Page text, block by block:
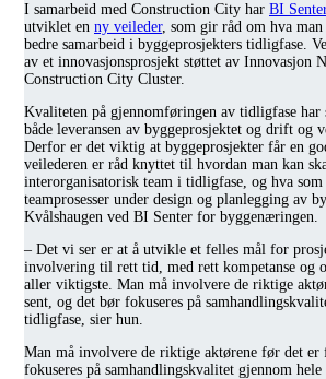
I samarbeid med Construction City har BI
utviklet en ny veileder, som gir råd om hva
bedre samarbeid i byggeprosjekters tidligfase.
av et innovasjonsprosjekt støttet av Innovasjon
Construction City Cluster.
Kvaliteten på gjennomføringen av tidligfase
både leveransen av byggeprosjektet og drift og
Derfor er det viktig at byggeprosjekter får en
veilederen er råd knyttet til hvordan man kan
interorganisatorisk team i tidligfase, og hva
teamprosesser under design og planlegging av
Kvålshaugen ved BI Senter for byggenæringen.
– Det vi ser er at å utvikle et felles mål for
involvering til rett tid, med rett kompetanse og
aller viktigste. Man må involvere de riktige
sent, og det bør fokuseres på
tidligfase, sier hun.
Man må involvere de riktige aktørene før det er
fokuseres på samhandlingskvalitet gjennom